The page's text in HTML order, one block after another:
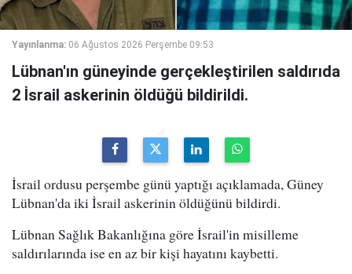
Yayınlanma: 06 Ağustos 2026 Perşembe 09:53
Lübnan'ın güneyinde gerçekleştirilen saldırıda
2 İsrail askerinin öldüğü bildirildi.
İsrail ordusu perşembe günü yaptığı açıklamada, Güney
Lübnan'da iki İsrail askerinin öldüğünü bildirdi.
Lübnan Sağlık Bakanlığına göre İsrail'in misilleme
saldırılarında ise en az bir kişi hayatını kaybetti.